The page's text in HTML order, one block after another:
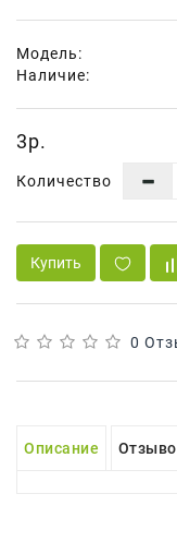
Для
Для
Мытья
И
Чистки
Консервирование
Канцтовары
Одноразовая
Посуда,
Упаковка
Модель:
Наличие:
3р.
Количество
Купить
0
Описание